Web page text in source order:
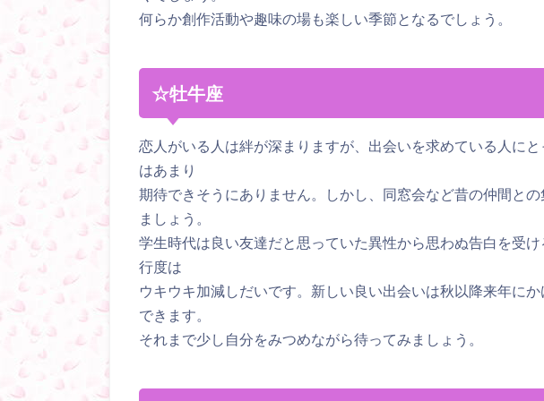
何らか創作活動や趣味の場も楽しい季節となるでしょう。
☆牡牛座
恋人がいる人は絆が深まりますが、出会いを求めている人に
はあまり
期待できそうにありません。しかし、同窓会など昔の仲間と
ましょう。
学生時代は良い友達だと思っていた異性から思わぬ告白を受
行度は
ウキウキ加減しだいです。新しい良い出会いは秋以降来年に
できます。
それまで少し自分をみつめながら待ってみましょう。